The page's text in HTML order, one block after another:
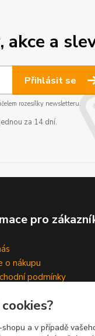
akce a
Přihlásit se
rozesílky newsletteru.
za 14 dní.
pro
o nákupu
podmínky
a v případě